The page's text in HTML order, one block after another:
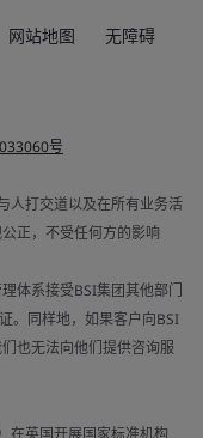
网站地图 无障碍
号
人打交道以及在所有业务活
正，不受任何方的影响
体系接受BSI集团其他部门
。同样地，如果客户向BSI
也无法向他们提供咨询服
在英国开展国家标准机构